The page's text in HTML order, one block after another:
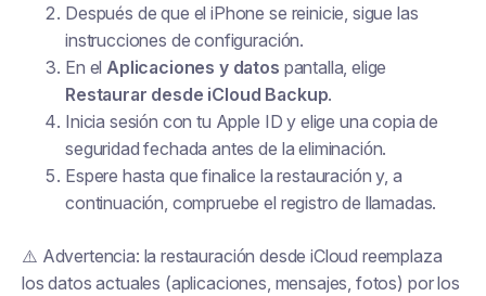
Después de que el iPhone se reinicie, sigue las
instrucciones de configuración.
En elAplicaciones y datos pantalla, elige
Restaurar desde iCloud Backup.
Inicia sesión con tu Apple ID y elige una copia de
seguridad fechada antes de la eliminación.
Espere hasta que finalice la restauración y, a
continuación, compruebe el registro de llamadas.
⚠️ Advertencia: la restauración desde iCloud reemplaza
los datos actuales (aplicaciones, mensajes, fotos) por los